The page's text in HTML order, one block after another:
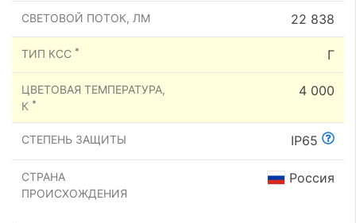
СВЕТОВОЙ ПОТОК, ЛМ 22 838
ТИП КСС * Г
ЦВЕТОВАЯ ТЕМПЕРАТУРА,
К *
4 000
СТЕПЕНЬ ЗАЩИТЫ IP65
СТРАНА
ПРОИСХОЖДЕНИЯ
Россия